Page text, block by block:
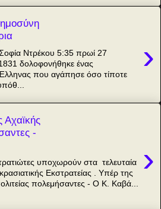
›
Ντρέκου 5:35 πρωί 27
δολοφονήθηκε ένας
Έλληνας που αγάπησε όσο τίποτε
-
›
υποχωρούν στα τελευταία
Εκστρατείας . Υπέρ της
πολεμήσαντες - Ο Κ. Καβά...